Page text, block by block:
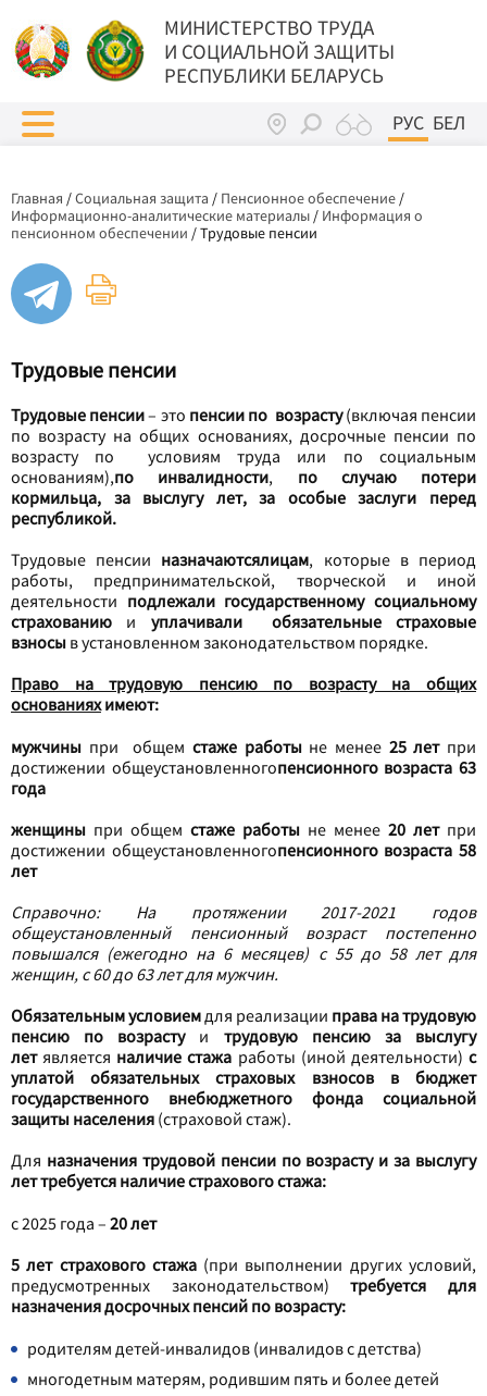
МИНИСТЕРСТВО ТРУДА
И СОЦИАЛЬНОЙ ЗАЩИТЫ
РЕСПУБЛИКИ БЕЛАРУСЬ
РУС БЕЛ
Главная /Социальная защита / Пенсионное обеспечение /
Информационно-аналитические материалы / Информация о
пенсионном обеспечении /Трудовые пенсии
Трудовые пенсии
Трудовые пенсии– это пенсии по возрасту(включая пенсии
по возрасту на общих основаниях, досрочные пенсии по
возрасту по условиям труда или по социальным
основаниям),по инвалидности, по случаю потери
кормильца, за выслугу лет, за особые заслуги перед
республикой.
Трудовые пенсии назначаютсялицам, которые в период
работы, предпринимательской, творческой и иной
деятельности подлежали государственному социальному
страхованию и уплачивали обязательные страховые
взносы в установленном законодательством порядке.
Право на трудовую пенсию по возрасту на общих
основаниях имеют:
мужчины при общем стаже работыне менее 25 лет при
достижении общеустановленногопенсионного возраста 63
года
женщины при общем стаже работы не менее 20 летпри
достижении общеустановленногопенсионного возраста 58
лет
Справочно: На протяжении 2017-2021 годов
общеустановленный пенсионный возраст постепенно
повышался (ежегодно на 6 месяцев) с 55 до 58 лет для
женщин, с 60 до 63 лет для мужчин.
Обязательным условиемдля реализации права на трудовую
пенсию по возрастуи трудовую пенсию за выслугу
летявляется наличие стажа работы (иной деятельности)с
уплатой обязательных страховых взносов в бюджет
государственного внебюджетного фонда социальной
защиты населения (страховой стаж).
Для назначения трудовой пенсии по возрасту и за выслугу
лет требуется наличие страхового стажа:
с 2025 года – 20 лет
5 лет страхового стажа(при выполнении других условий,
предусмотренных законодательством)требуется для
назначения досрочных пенсий по возрасту:
родителям детей-инвалидов (инвалидов с детства)
многодетным матерям, родившим пять и более детей